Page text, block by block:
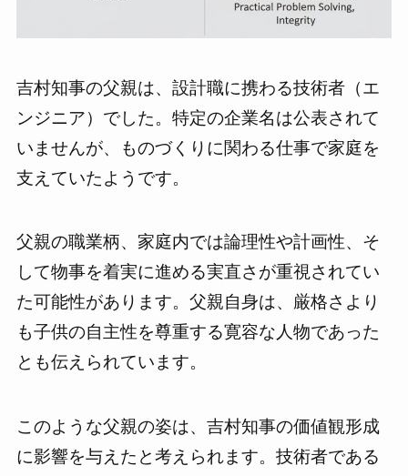
吉村知事の父親は、設計職に携わる技術者（エ
ンジニア）でした。特定の企業名は公表されて
いませんが、ものづくりに関わる仕事で家庭を
支えていたようです。
父親の職業柄、家庭内では論理性や計画性、そ
して物事を着実に進める実直さが重視されてい
た可能性があります。父親自身は、厳格さより
も子供の自主性を尊重する寛容な人物であった
とも伝えられています。
このような父親の姿は、吉村知事の価値観形成
に影響を与えたと考えられます。技術者である